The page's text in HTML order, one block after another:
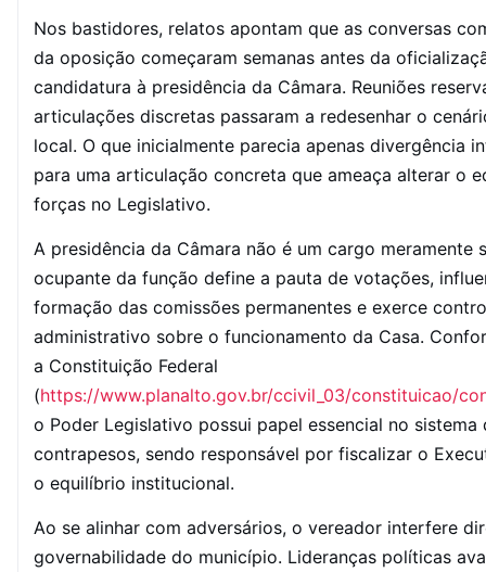
Nos bastidores, relatos apontam que as conversas
da oposição começaram semanas antes da
candidatura à presidência da Câmara. Reuniões
articulações discretas passaram a redesenhar o
local. O que inicialmente parecia apenas divergência
para uma articulação concreta que ameaça alterar o
forças no Legislativo.
A presidência da Câmara não é um cargo meramente
ocupante da função define a pauta de votações,
formação das comissões permanentes e exerce
administrativo sobre o funcionamento da Casa.
a Constituição Federal
(https://www.planalto.gov.br/ccivil_03/constituicao/
o Poder Legislativo possui papel essencial no sistema
contrapesos, sendo responsável por fiscalizar o
o equilíbrio institucional.
Ao se alinhar com adversários, o vereador interfere
governabilidade do município. Lideranças políticas